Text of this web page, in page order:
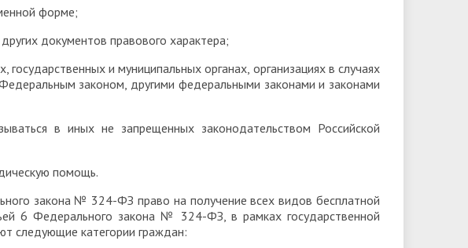
форме;
документов правового характера;
и муниципальных органах, организациях в случаях
законом, другими федеральными законами и законами
в иных не запрещенных законодательством Российской
помощь.
закона № 324-ФЗ право на получение всех видов бесплатной
6 Федерального закона № 324-ФЗ, в рамках государственной
следующие категории граждан: